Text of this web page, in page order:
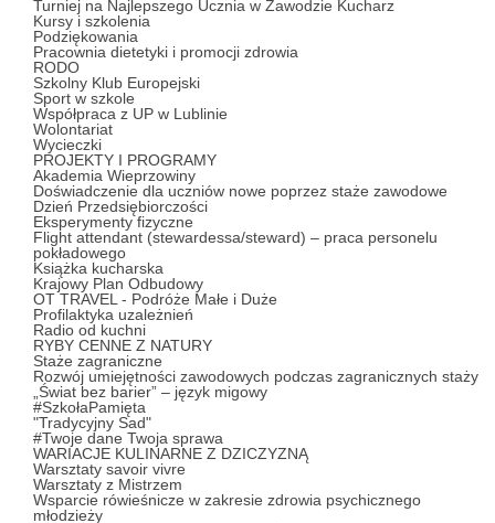
Turniej na Najlepszego Ucznia w Zawodzie Kucharz
Kursy i szkolenia
Podziękowania
Pracownia dietetyki i promocji zdrowia
RODO
Szkolny Klub Europejski
Sport w szkole
Współpraca z UP w Lublinie
Wolontariat
Wycieczki
PROJEKTY I PROGRAMY
Akademia Wieprzowiny
Doświadczenie dla uczniów nowe poprzez staże zawodowe
Dzień Przedsiębiorczości
Eksperymenty fizyczne
Flight attendant (stewardessa/steward) – praca personelu
pokładowego
Książka kucharska
Krajowy Plan Odbudowy
OT TRAVEL - Podróże Małe i Duże
Profilaktyka uzależnień
Radio od kuchni
RYBY CENNE Z NATURY
Staże zagraniczne
Rozwój umiejętności zawodowych podczas zagranicznych staży
„Świat bez barier” – język migowy
#SzkołaPamięta
"Tradycyjny Sad"
#Twoje dane Twoja sprawa
WARIACJE KULINARNE Z DZICZYZNĄ
Warsztaty savoir vivre
Warsztaty z Mistrzem
Wsparcie rówieśnicze w zakresie zdrowia psychicznego
młodzieży